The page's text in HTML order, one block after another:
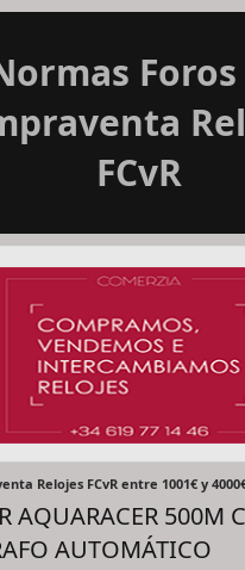
FCvR
Relojes FCvR entre 1001€ y
AQUARACER 500M
AUTOMÁTICO